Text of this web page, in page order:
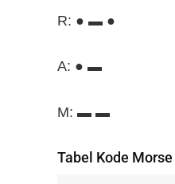
R: ● ▬ ●
A: ● ▬
M: ▬ ▬
Tabel Kode Morse